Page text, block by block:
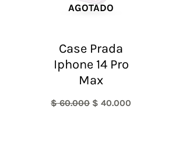
AGOTADO
Case Prada
Iphone 14 Pro
Max
$60.000 $ 40.000